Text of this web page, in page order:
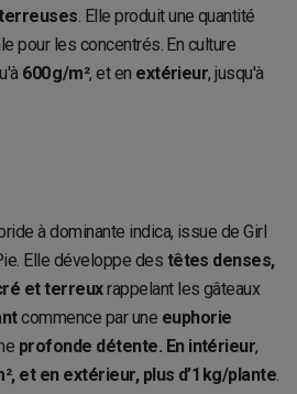
. Elle produit une quantité
pour les concentrés. En culture
600 g/m², et en extérieur, jusqu'à
à dominante indica, issue de Girl
Elle développe des têtes denses,
et terreuxrappelant les gâteaux
commence par une euphorie
profonde détente. En intérieur,
et en extérieur, plus d’1 kg/plante.